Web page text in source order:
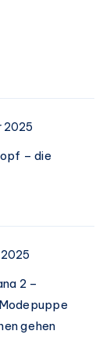
2025
– die
2025
2 –
gehen